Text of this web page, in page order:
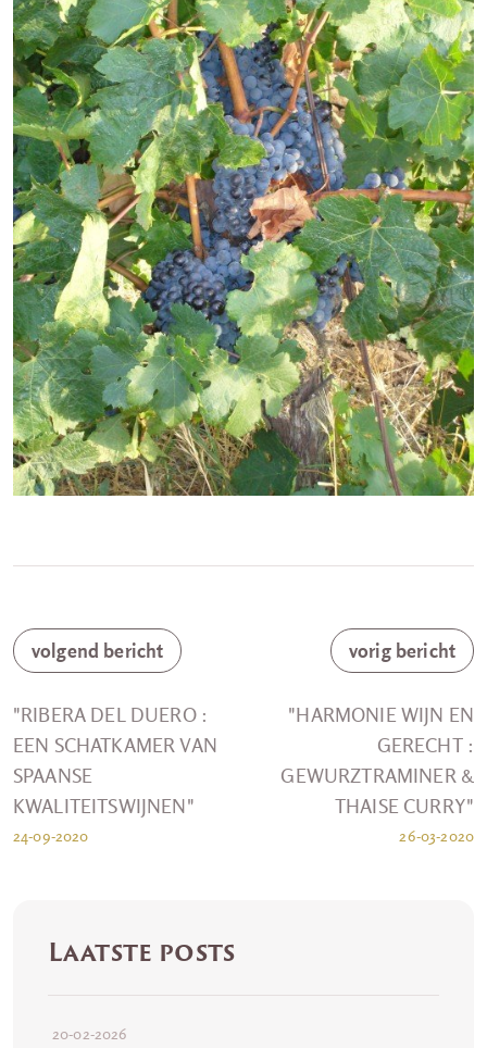
volgend bericht
"RIBERA DEL DUERO :
EEN SCHATKAMER VAN
SPAANSE
KWALITEITSWIJNEN"
24-09-2020
vorig bericht
"HARMONIE WIJN EN
GERECHT :
GEWURZTRAMINER &
THAISE CURRY"
26-03-2020
Laatste posts
20-02-2026